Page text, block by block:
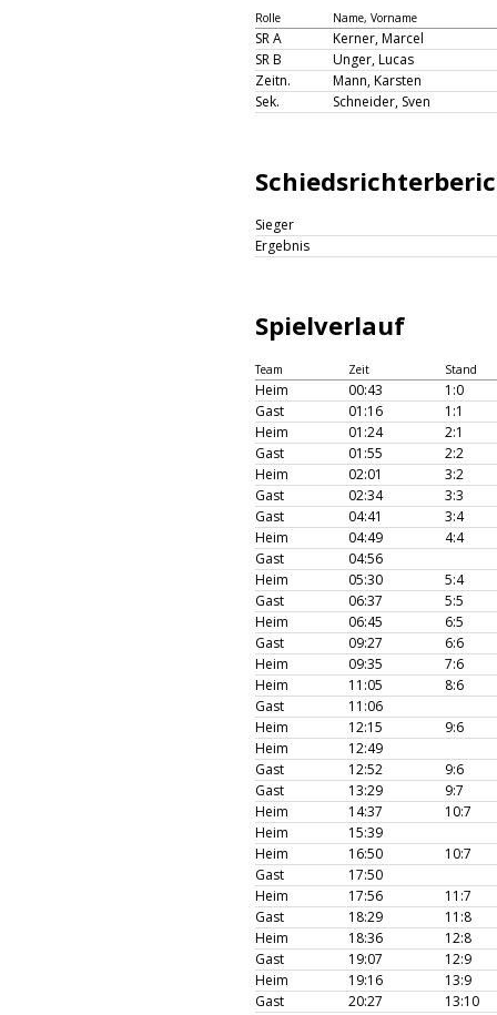
Rolle Name, Vorname
SR A
Kerner, Marcel
SR B
Unger, Lucas
Zeitn.
Mann, Karsten
Sek.
Schneider, Sven
Sieger
Ergebnis
Spielverlauf
Team Zeit Stand
Heim 00:43
1:0
Gast
01:16
1:1
Heim
01:24
2:1
Gast
01:55
2:2
Heim
02:01
3:2
Gast
02:34
3:3
Gast
04:41
3:4
Heim
04:49
4:4
Gast
04:56
Heim
05:30
5:4
Gast
06:37
5:5
Heim
06:45
6:5
Gast
09:27
6:6
Heim
09:35
7:6
Heim
11:05
8:6
Gast
11:06
Heim
12:15
9:6
Heim
12:49
Gast
12:52
9:6
Gast
13:29
9:7
Heim
14:37
10:7
Heim
15:39
Heim
16:50
10:7
Gast
17:50
Heim
17:56
11:7
Gast
18:29
11:8
Heim
18:36
12:8
Gast
19:07
12:9
Heim
19:16
13:9
Gast
20:27
13:10